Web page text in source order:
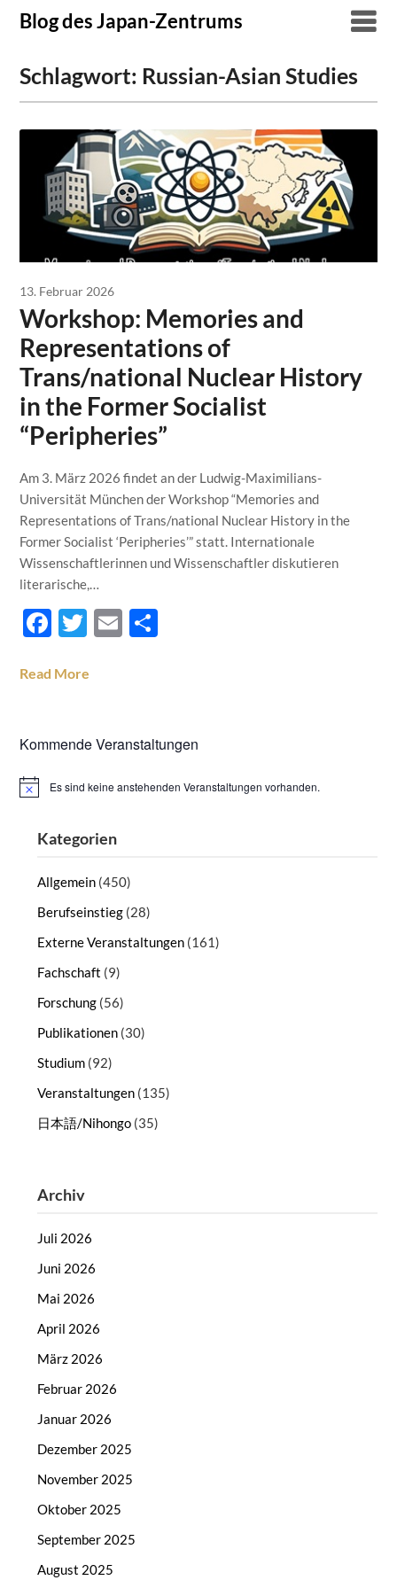
SkipBlog des Japan-Zentrums
Schlagwort: Russian-Asian Studies
13. Februar 2026
Workshop: Memories and
Representations of
Trans/national Nuclear History
in the Former Socialist
“Peripheries”
Am 3. März 2026 findet an der Ludwig-Maximilians-
Universität München der Workshop “Memories and
Representations of Trans/national Nuclear History in the
Former Socialist ‘Peripheries’” statt. Internationale
Wissenschaftlerinnen und Wissenschaftler diskutieren
literarische,…
Facebook
Twitter
Email
Read More
Kommende Veranstaltungen
HinweisEs sind keine anstehenden Veranstaltungen vorhanden.
Kategorien
Allgemein (450)
Berufseinstieg (28)
Externe Veranstaltungen (161)
Fachschaft (9)
Forschung (56)
Publikationen (30)
Studium (92)
Veranstaltungen (135)
日本語/Nihongo (35)
Archiv
Juli 2026
Juni 2026
Mai 2026
April 2026
März 2026
Februar 2026
Januar 2026
Dezember 2025
November 2025
Oktober 2025
September 2025
August 2025